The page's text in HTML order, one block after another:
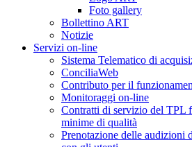
Foto gallery
Bollettino ART
Notizie
Servizi on-line
Sistema Telematico di
ConciliaWeb
Contributo per il
Monitoraggi on-line
Contratti di servizio del TPL
minime di qualità
Prenotazione delle audizioni